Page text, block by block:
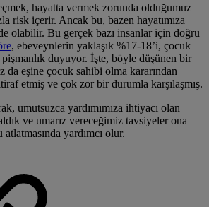
hayatta vermek zorunda olduğumuz
risk içerir. Ancak bu, bazen hayatımıza
olabilir. Bu gerçek bazı insanlar için doğru
, ebeveynlerin yaklaşık %17-18’i, çocuk
duyuyor. İşte, böyle düşünen bir
da eşine çocuk sahibi olma kararından
etmiş ve çok zor bir durumla karşılaşmış.
umutsuzca yardımımıza ihtiyacı olan
ve umarız vereceğimiz tavsiyeler ona
yardımcı olur.